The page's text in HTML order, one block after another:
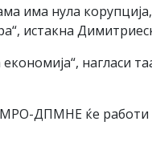
има нула
истакна
нагласи
ДПМНЕ ќе работи